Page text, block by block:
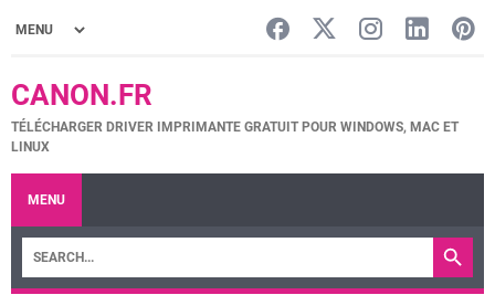
CANON.FR
TÉLÉCHARGER DRIVER IMPRIMANTE GRATUIT POUR WINDOWS, MAC ET
LINUX
MENU